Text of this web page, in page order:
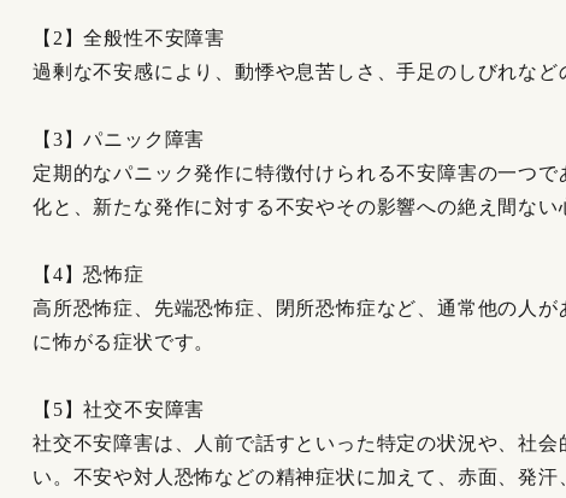
【2】全般性不安障害
過剰な不安感により、動悸や息苦しさ、手足のしびれなど
【3】パニック障害
定期的なパニック発作に特徴付けられる不安障害の一つ
化と、新たな発作に対する不安やその影響への絶え間ない
【4】恐怖症
高所恐怖症、先端恐怖症、閉所恐怖症など、通常他の人が
に怖がる症状です。
【5】社交不安障害
社交不安障害は、人前で話すといった特定の状況や、社
い。不安や対人恐怖などの精神症状に加えて、赤面、発